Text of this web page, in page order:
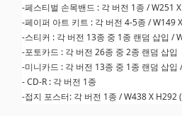
-페스티벌 손목밴드 : 각 버전 1종 / W251
-페이퍼 아트 키트 : 각 버전 4-5종 / W149
-스티커 : 각 버전 13종 중 1종 랜덤 삽입 /
-포토카드 : 각 버전 26종 중 2종 랜덤 삽
-미니카드 : 각 버전 13종 중 1종 랜덤 삽입
- CD-R : 각 버전 1종
-접지 포스터: 각 버전 1종 / W438 X H292